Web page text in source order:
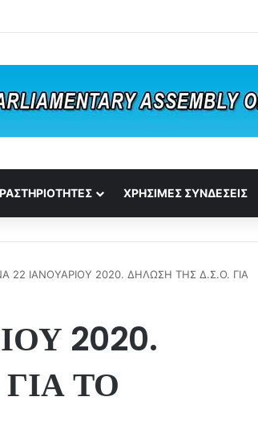
ΧΡΗΣΙΜΕΣ ΣΥΝΔΕΣΕΙΣ
22 ΙΑΝΟΥΑΡΙΟΥ 2020. ΔΗΛΩΣΗ ΤΗΣ Δ.Σ.Ο. ΓΙΑ
2020.
ΤΟ